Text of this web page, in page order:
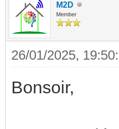
M2D
Member
26/01/2025,
Bonsoir,